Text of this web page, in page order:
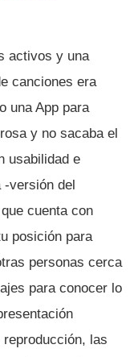
activos y una
canciones era
una App para
y no sacaba el
usabilidad e
-versión del
cuenta con
posición para
personas cerca
para conocer lo
las